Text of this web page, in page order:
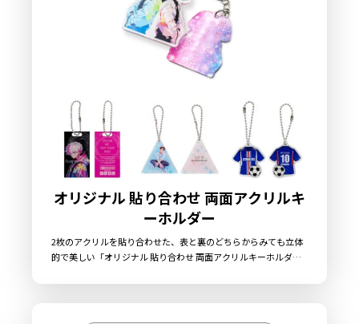
稿いただくだけでオリジナル商品として販売していただくことが
できます。お気軽にご相談ください。
オリジナル 貼り合わせ 両面アクリルキ
ーホルダー
2枚のアクリルを貼り合わせた、表と裏のどちらからみても立体
的で美しい「オリジナル 貼り合わせ 両面アクリルキーホルダ
ます。プリントを施したアクリル板を”背合わせ”で貼り合わせる